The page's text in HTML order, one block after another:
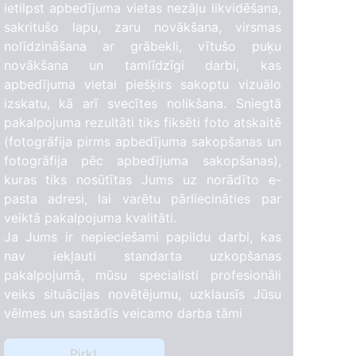
ietilpst apbedījuma vietas nezāļu likvidēšana,
sakritušo lapu, zaru novākšana, virsmas
nolīdzināšana ar grābekli, vītušo puķu
novākšana un tamlīdzīgi darbi, kas
apbedījuma vietai piešķirs sakoptu vizuālo
izskatu, kā arī svecītes nolikšana. Sniegtā
pakalpojuma rezultāti tiks fiksēti foto atskaitē
(fotogrāfija pirms apbedījuma sakopšanas un
fotogrāfija pēc apbedījuma sakopšanas),
kuras tiks nosūtītas Jums uz norādīto e-
pasta adresi, lai varētu pārliecināties par
veiktā pakalpojuma kvalitāti.
Ja Jums ir nepieciešami papildu darbi, kas
nav iekļauti standarta uzkopšanas
pakalpojumā, mūsu specialisti profesionāli
veiks situācijas novētējumu, uzklausīs Jūsu
vēlmes un sastādīs veicamo darba tāmi